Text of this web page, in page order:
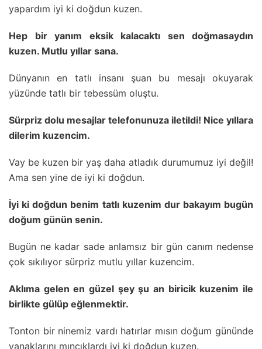
yapardım iyi ki doğdun kuzen.
Hep bir yanım eksik kalacaktı sen doğmasaydın
kuzen. Mutlu yıllar sana.
Dünyanın en tatlı insanı şuan bu mesajı okuyarak
yüzünde tatlı bir tebessüm oluştu.
Sürpriz dolu mesajlar telefonunuza iletildi! Nice yıllara
dilerim kuzencim.
Vay be kuzen bir yaş daha atladık durumumuz iyi değil!
Ama sen yine de iyi ki doğdun.
İyi ki doğdun benim tatlı kuzenim dur bakayım bugün
doğum günün senin.
Bugün ne kadar sade anlamsız bir gün canım nedense
çok sıkılıyor sürpriz mutlu yıllar kuzencim.
Aklıma gelen en güzel şey şu an biricik kuzenim ile
birlikte gülüp eğlenmektir.
Tonton bir ninemiz vardı hatırlar mısın doğum gününde
yanaklarını mıncıklardı iyi ki doğdun kuzen.